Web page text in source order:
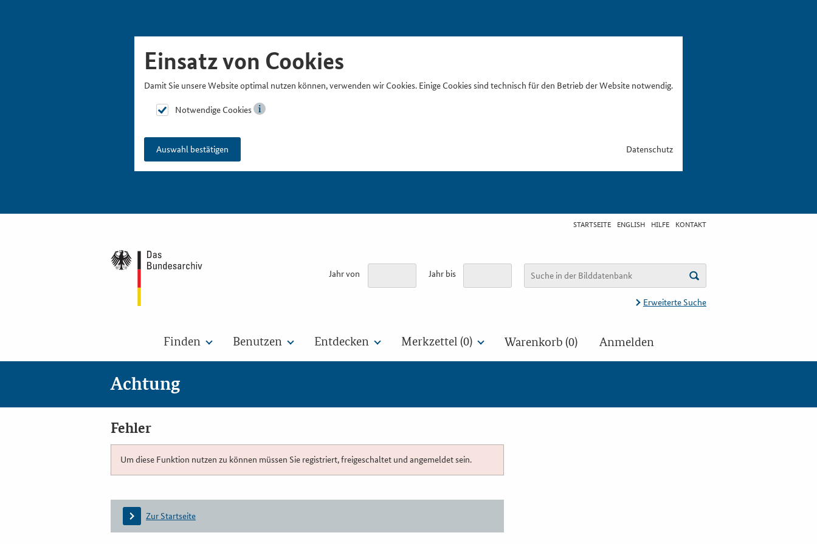
Einsatz von Cookies
Damit Sie unsere Website optimal nutzen können, verwenden wir Cookies. Einige Cookies sind technisch für den Betrieb der Website notwendig.
Notwendige Cookies
Auswahl bestätigen Datenschutz
STARTSEITE ENGLISH HILFE KONTAKT
Jahr von Jahr bis
Erweiterte Suche
Finden Benutzen Entdecken Merkzettel (0) Warenkorb (0) Anmelden
Achtung
Fehler
Um diese Funktion nutzen zu können müssen Sie registriert, freigeschaltet und angemeldet sein.
Zur Startseite